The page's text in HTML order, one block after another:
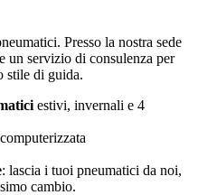
Presso la nostra sede
un servizio di consulenza per
stile di guida.
estivi, invernali e 4
: lascia i tuoi pneumatici da noi,
cambio.